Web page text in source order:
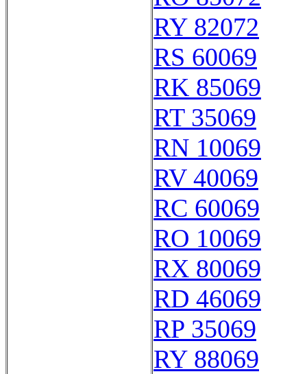
RY 82072
RS 60069
RK 85069
RT 35069
RN 10069
RV 40069
RC 60069
RO 10069
RX 80069
RD 46069
RP 35069
RY 88069